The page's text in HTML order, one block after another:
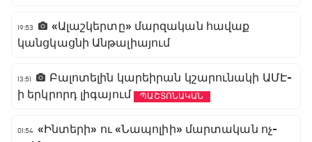
19:53
«Ալաշկերտը» մարզական հավաք
կանցկացնի Անթալիայում
13:51
Բալոտելին կարեիրան կշարունակի ԱՄԷ-
ի երկրորդ լիգայում
ՊԱՇՏՈՆԱԿԱՆ
01:54 «Ինտերի» ու «Նապոլիի» մարտական ոչ-